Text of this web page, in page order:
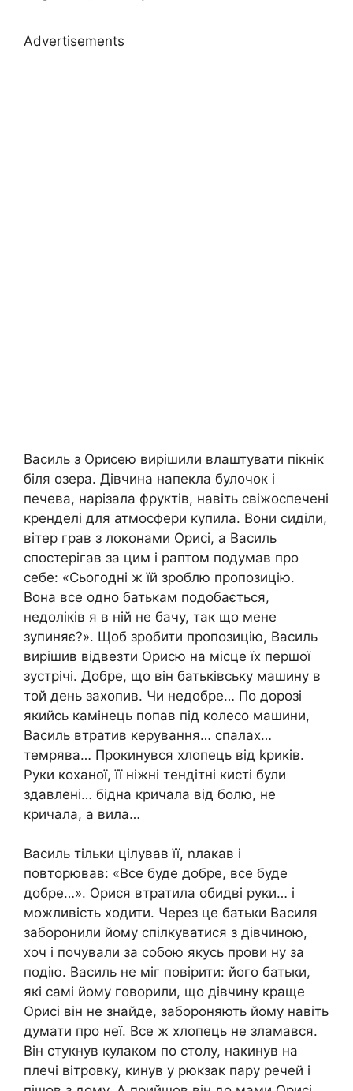
Advertisements
Василь з Орисею вирішили влаштувати пікнік
біля озера. Дівчина напекла булочок і
печева, нарізала фруктів, навіть свіжоспечені
кренделі для атмосфери купила. Вони сиділи,
вітер грав з локонами Орисі, а Василь
спостерігав за цим і раптом подумав про
себе: «Сьогодні ж їй зроблю пропозицію.
Вона все одно батькам подобається,
недоліків я в ній не бачу, так що мене
зупиняє?». Щоб зробити пропозицію, Василь
вирішив відвезти Орисю на місце їх першої
зустрічі. Добре, що він батьківську машину в
той день захопив. Чи недобре… По дорозі
якийсь камінець попав під колесо машини,
Василь втратив керування… спалах…
темрява… Прокинувся хлопець від kриків.
Руки коханої, її ніжні тендітні кисті були
здавлені… бідна кричала від болю, не
кричала, а вила…
Василь тільки цілував її, nлакав і
повторював: «Все буде добре, все буде
добре…». Орися втратила обидві руки… і
можливість ходити. Через це батьки Василя
заборонили йому спілкуватися з дівчиною,
хоч і почували за собою якусь прови ну за
подію. Василь не міг повірити: його батьки,
які самі йому говорили, що дівчину краще
Орисі він не знайде, забороняють йому навіть
думати про неї. Все ж хлопець не зламався.
Він стукнув кулаком по столу, накинув на
плечі вітровку, кинув у рюкзак пару речей і